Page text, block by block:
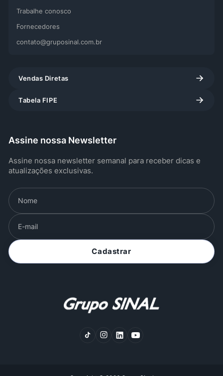
Trabalhe conosco
Fornecedores
contato@gruposinal.com.br
Vendas Diretas
Tabela FIPE
Assine nossa Newsletter
Assine nossa newsletter semanal para receber dicas e
atualizações exclusivas.
Cadastrar